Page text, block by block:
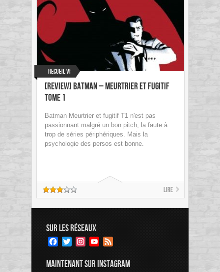
Recueil VF
[Review] Batman – Meurtrier et fugitif
Tome 1
Batman Meurtrier et fugitif T1 n'est pas
passionnant malgré un bon pitch, la faute à
trop de séries périphériques. Mais la
psychologie des persos est bonne.
Lire
SUR LES RÉSEAUX
Facebook
TwitterInstagramYouTube
MAINTENANT SUR INSTAGRAM